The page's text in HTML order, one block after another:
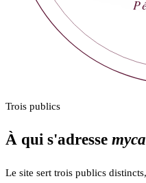
Trois publics
À qui s'adresse
Le site sert trois publics